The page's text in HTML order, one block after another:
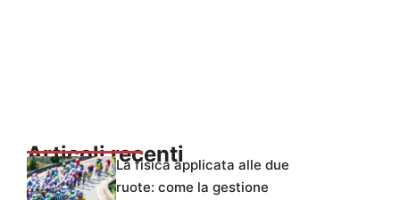
Articoli recentiLa fisica applicata alle due
ruote: come la gestione